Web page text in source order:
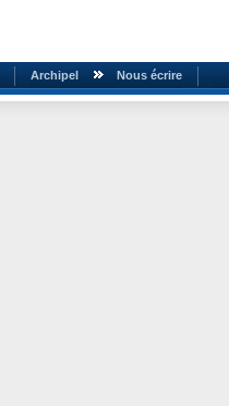
Archipel Nous écrire